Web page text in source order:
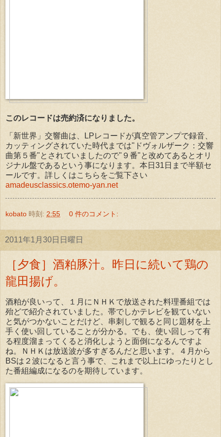
このレコードは売約済になりました。
「新世界」交響曲は、LPレコードが真空管アンプで録音、
カッティングされていた時代までは"ドヴォルザーク：交響
曲第５番"とされていましたので"９番"と改めてあるとオリ
ジナル盤であるという事になります。本日31日まで半額セ
ールです。詳しくはこちらをご覧下さい
amadeusclassics.otemo-yan.net
kobato 時刻: 2:55 0 件のコメント:
2011年1月30日日曜日
［夕食］酒粕豚汁。昨日に続いて鶏の
龍田揚げ。
酒粕が良いって、１月にＮＨＫで放送された料理番組では
殆どで紹介されていました。帯でしかテレビを観ていない
と気がつかないことだけど、串刺しで観ると同じ題材を上
手く使い回していることが分かる。でも、使い回しって有
る程度溜まってくると消化しようと面倒になるんですよ
ね。ＮＨＫは放送波が多すぎるんだと思います。４月から
BSは２波になると言う事で、これまで以上にゆったりとし
た番組編成になるのを期待しています。